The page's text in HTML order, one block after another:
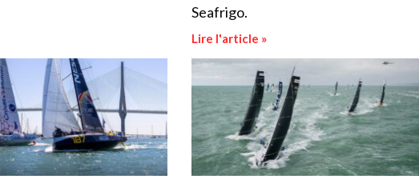
Seafrigo.
Lire l'article »